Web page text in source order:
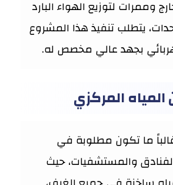
وممرات لتوزيع الهواء البارد
يتطلب تنفيذ هذا المشروع
بجهد عالي مخصص له.
المركزي
ما تكون مطلوبة في
والمستشفيات، حيث